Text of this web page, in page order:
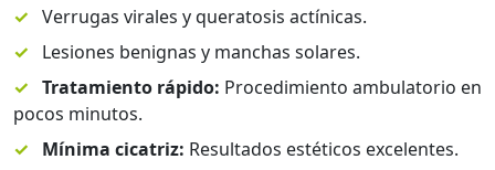
✓ Verrugas virales y queratosis actínicas.
✓
Lesiones benignas y manchas solares.
✓ Tratamiento rápido: Procedimiento ambulatorio en
pocos minutos.
✓
Mínima cicatriz: Resultados estéticos excelentes.